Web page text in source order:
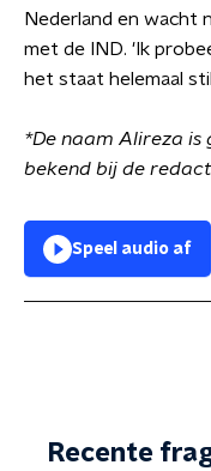
Nederland en wacht
met de IND. 'Ik
het staat helemaal
*De naam Alireza is
bekend bij de
Speel audio af
Recente